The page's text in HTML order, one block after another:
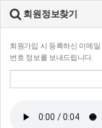
회원정보찾기
회원가입 시 등록하신 이메
번호 정보를 보내드립니다.